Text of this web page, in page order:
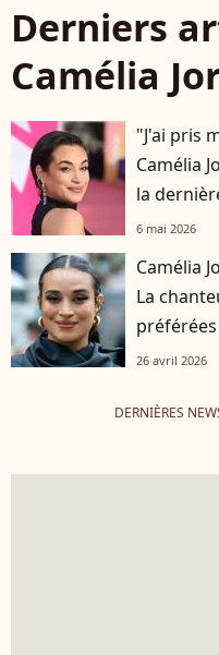
Derniers
Camélia
"J'ai pris
Camélia
la
6 mai 2026
Camélia
La
26 avril 2026
DERNIÈRES